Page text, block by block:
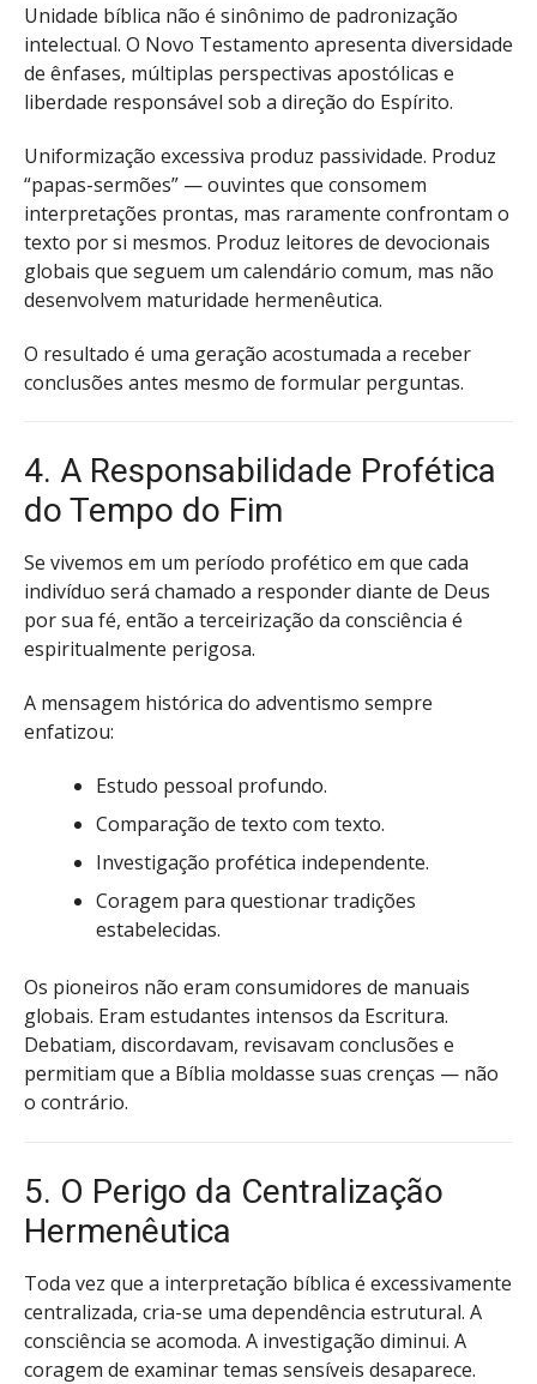
Unidade bíblica não é sinônimo de padronização
intelectual. O Novo Testamento apresenta diversidade
de ênfases, múltiplas perspectivas apostólicas e
liberdade responsável sob a direção do Espírito.
Uniformização excessiva produz passividade. Produz
“papas-sermões” — ouvintes que consomem
interpretações prontas, mas raramente confrontam o
texto por si mesmos. Produz leitores de devocionais
globais que seguem um calendário comum, mas não
desenvolvem maturidade hermenêutica.
O resultado é uma geração acostumada a receber
conclusões antes mesmo de formular perguntas.
4. A Responsabilidade Profética
do Tempo do Fim
Se vivemos em um período profético em que cada
indivíduo será chamado a responder diante de Deus
por sua fé, então a terceirização da consciência é
espiritualmente perigosa.
A mensagem histórica do adventismo sempre
enfatizou:
Estudo pessoal profundo.
Comparação de texto com texto.
Investigação profética independente.
Coragem para questionar tradições
estabelecidas.
Os pioneiros não eram consumidores de manuais
globais. Eram estudantes intensos da Escritura.
Debatiam, discordavam, revisavam conclusões e
permitiam que a Bíblia moldasse suas crenças — não
o contrário.
5. O Perigo da Centralização
Hermenêutica
Toda vez que a interpretação bíblica é excessivamente
centralizada, cria-se uma dependência estrutural. A
consciência se acomoda. A investigação diminui. A
coragem de examinar temas sensíveis desaparece.